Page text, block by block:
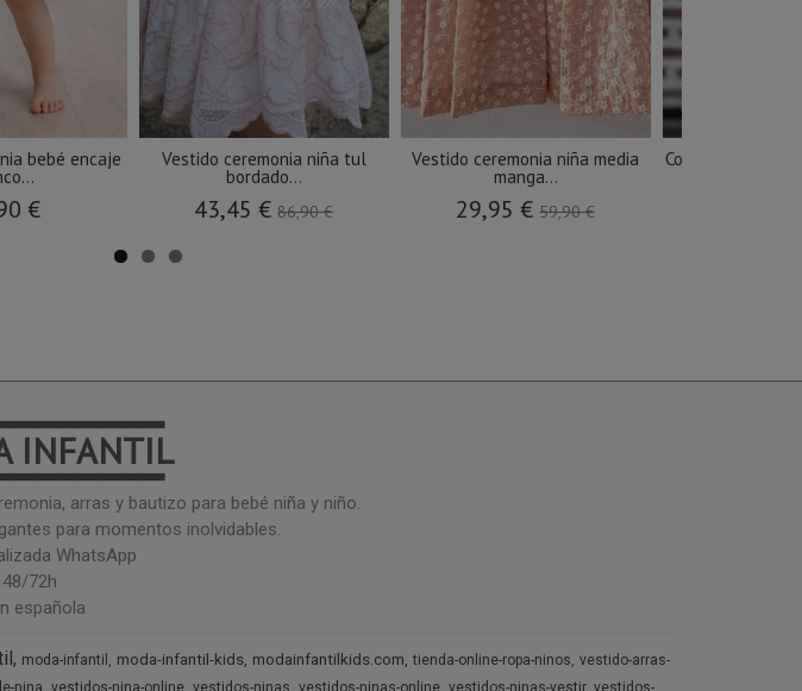
bebé encaje
€
Vestido ceremonia niña tul
bordado...
43,45 €86,90 €
Vestido ceremonia niña media
manga...
29,95 €59,90 €
Conjunto
INFANTIL
arras y bautizo para bebé niña y niño.
para momentos inolvidables.
WhatsApp
72h
española
moda-infantil moda-infantil-kids modainfantilkids.com tienda-online-ropa-ninos vestido-arras-
nina vestidos-nina-online vestidos-ninas vestidos-ninas-online vestidos-ninas-vestir vestidos-